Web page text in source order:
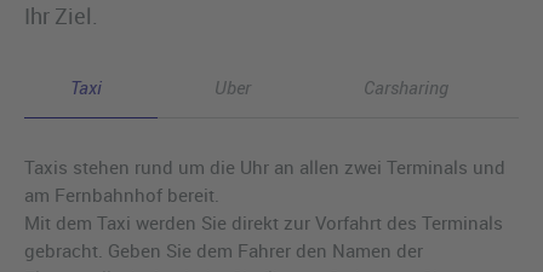
Ihr Ziel.
Taxi Uber Carsharing
Taxis stehen rund um die Uhr an allen zwei Terminals und
am Fernbahnhof bereit.
Mit dem Taxi werden Sie direkt zur Vorfahrt des Terminals
gebracht. Geben Sie dem Fahrer den Namen der